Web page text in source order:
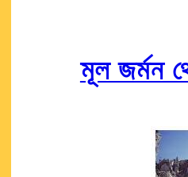
মূল জর্মন